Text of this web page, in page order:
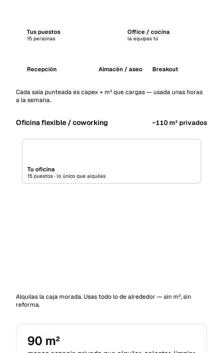
Tus puestos
15 personas
Office / cocina
la equipas tú
Recepción Almacén / aseo Breakout
Cada sala punteada es capex + m² que cargas — usada unas horas
a la semana.
Oficina flexible / coworking ~110 m² privados
Tu oficina
15 puestos · lo único que alquilas
Alquilas la caja morada. Usas todo lo de alrededor — sin m², sin
reforma.
90 m²